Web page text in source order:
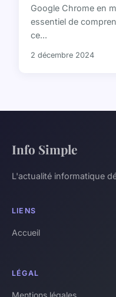
Google Chrome en
essentiel de
ce...
2 décembre 2024
Info Simple
L'actualité informatique
LIENS
Accueil
LÉGAL
Mentions légales